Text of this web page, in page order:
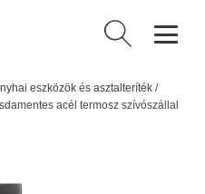
Keresés:
eszközök és asztalteríték /
acél termosz szívószállal
Tumbler Black 2.0 – Stanley